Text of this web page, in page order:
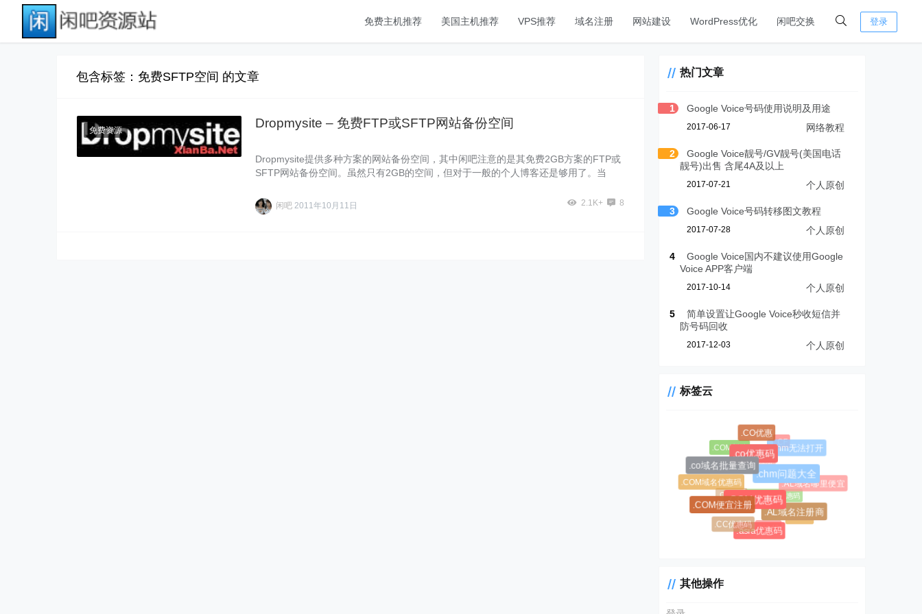
免费主机推荐 美国主机推荐 VPS推荐 域名注册 网站建设 WordPress优化 闲吧交换 登录
包含标签：免费SFTP空间 的文章
免费资源 Dropmysite – 免费FTP或SFTP网站备份空间
Dropmysite提供多种方案的网站备份空间，其中闲吧注意的是其免费2GB方案的FTP或
SFTP网站备份空间。虽然只有2GB的空间，但对于一般的个人博客还是够用了。当
闲吧 2011年10月11日 2.1K+ 8
热门文章
1 Google Voice号码使用说明及用途
2017-06-17 网络教程
2
Google Voice靓号/GV靓号(美国电话
靓号)出售 含尾4A及以上
2017-07-21 个人原创
3 Google Voice号码转移图文教程
2017-07-28 个人原创
4
Google Voice国内不建议使用Google
Voice APP客户端
2017-10-14 个人原创
5
简单设置让Google Voice秒收短信并
防号码回收
2017-12-03 个人原创
标签云
#1045
#1146
$0.99超级优惠码
.AL域名
.AL域名哪里便宜
.AL域名注册商
.asia优惠码
.CC优惠码
.CC域名
.CC域名注册
.CF
.chm无法打开
.chm问题大全
.COM优惠码
.COM便宜注册
.COM域名优惠码
.COM新购
.CO优惠
.co优惠码
.co域名批量查询
其他操作